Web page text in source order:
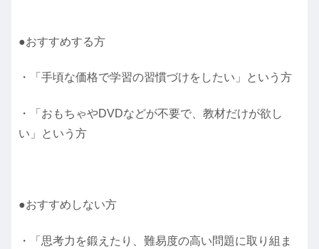
●おすすめする方
・「手頃な価格で学習の習慣づけをしたい」という方
・「おもちゃやDVDなどが不要で、教材だけが欲し
い」という方
●おすすめしない方
・「思考力を鍛えたり、難易度の高い問題に取り組ま